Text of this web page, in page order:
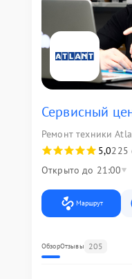
Сервисный
Ремонт техники
5,0225
Открыто до 21:00
Маршрут
ОбзорОтзывы 205